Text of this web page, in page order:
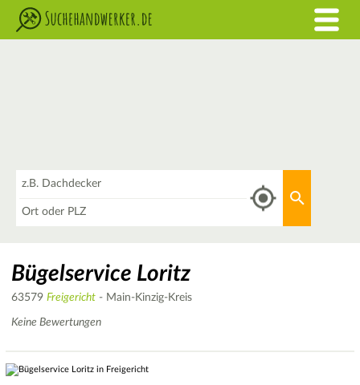
Bügelservice Loritz
63579 Freigericht - Main-Kinzig-Kreis
Keine Bewertungen